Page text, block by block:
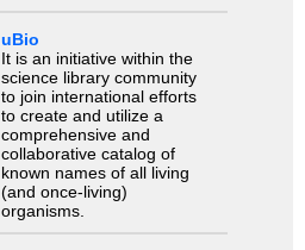
uBio
It is an initiative within the
science library community
to join international efforts
to create and utilize a
comprehensive and
collaborative catalog of
known names of all living
(and once-living)
organisms.